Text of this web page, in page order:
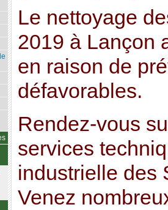
Le nettoyage
2019 à Lançon
en raison de
défavorables.
Rendez-vous
services
industrielle des
Venez